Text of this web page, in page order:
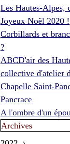
Les Hautes-Alpes,
Joyeux Noël 2020 !
Corbillards et
?
ABCD'air des
collective d'atelier
Chapelle Saint-
Pancrace
A l'ombre d'un
Archives